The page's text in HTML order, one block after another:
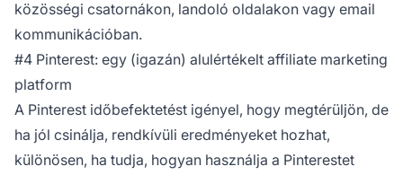
közösségi csatornákon, landoló oldalakon vagy email
kommunikációban.
#4 Pinterest: egy (igazán) alulértékelt affiliate marketing
platform
A Pinterest időbefektetést igényel, hogy megtérüljön, de
ha jól csinálja, rendkívüli eredményeket hozhat,
különösen, ha tudja, hogyan használja a Pinterestet